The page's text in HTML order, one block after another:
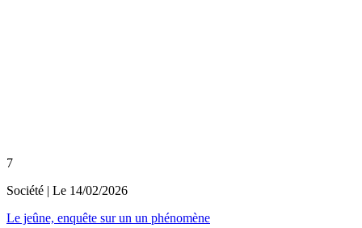
7
Société | Le 14/02/2026
Le jeûne, enquête sur un un phénomène